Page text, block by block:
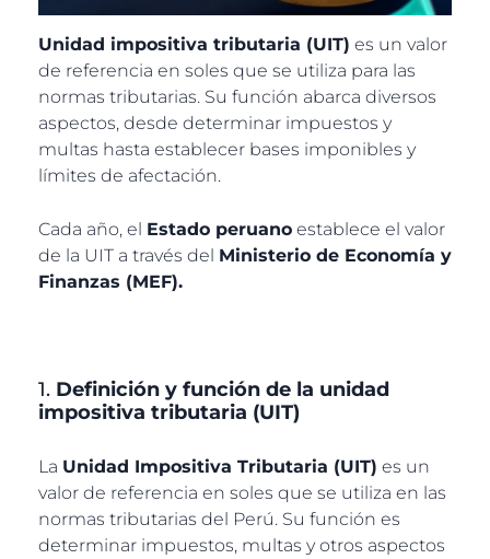
Unidad impositiva tributaria (UIT) es un valor
de referencia en soles que se utiliza para las
normas tributarias. Su función abarca diversos
aspectos, desde determinar impuestos y
multas hasta establecer bases imponibles y
límites de afectación.
Cada año, el Estado peruano establece el valor
de la UIT a través del Ministerio de Economía y
Finanzas (MEF).
1. Definición y función de la unidad
impositiva tributaria (UIT)
La Unidad Impositiva Tributaria (UIT) es un
valor de referencia en soles que se utiliza en las
normas tributarias del Perú. Su función es
determinar impuestos, multas y otros aspectos